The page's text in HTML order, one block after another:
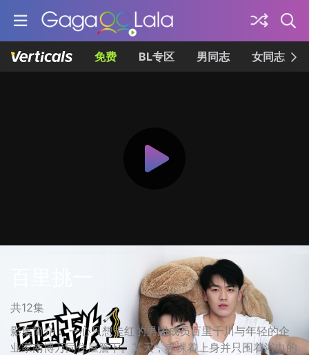
免费 BL专区 男同志 女同志
共12集
影集简介： 一心只想走红的男团成员百里千川与年轻的企
业家南博万同住屋簷下。某天，赤裸着上身并只围着浴巾的